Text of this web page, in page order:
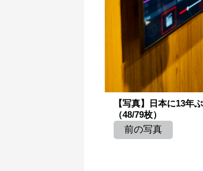
【写真】日本に13年
（48/79枚）
前の写真